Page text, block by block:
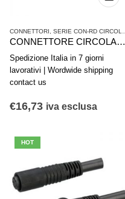
CONNETTORI SERIE CON-RD CIRCOLARE A INNESTO
CONNETTORE CIRCOLARE AD INNESTO AVENTICS SERIE CON-RD 1834484259
Spedizione Italia in 7 giorni
lavorativi | Wordwide shipping
contact us
€16,73 iva esclusa
HOT